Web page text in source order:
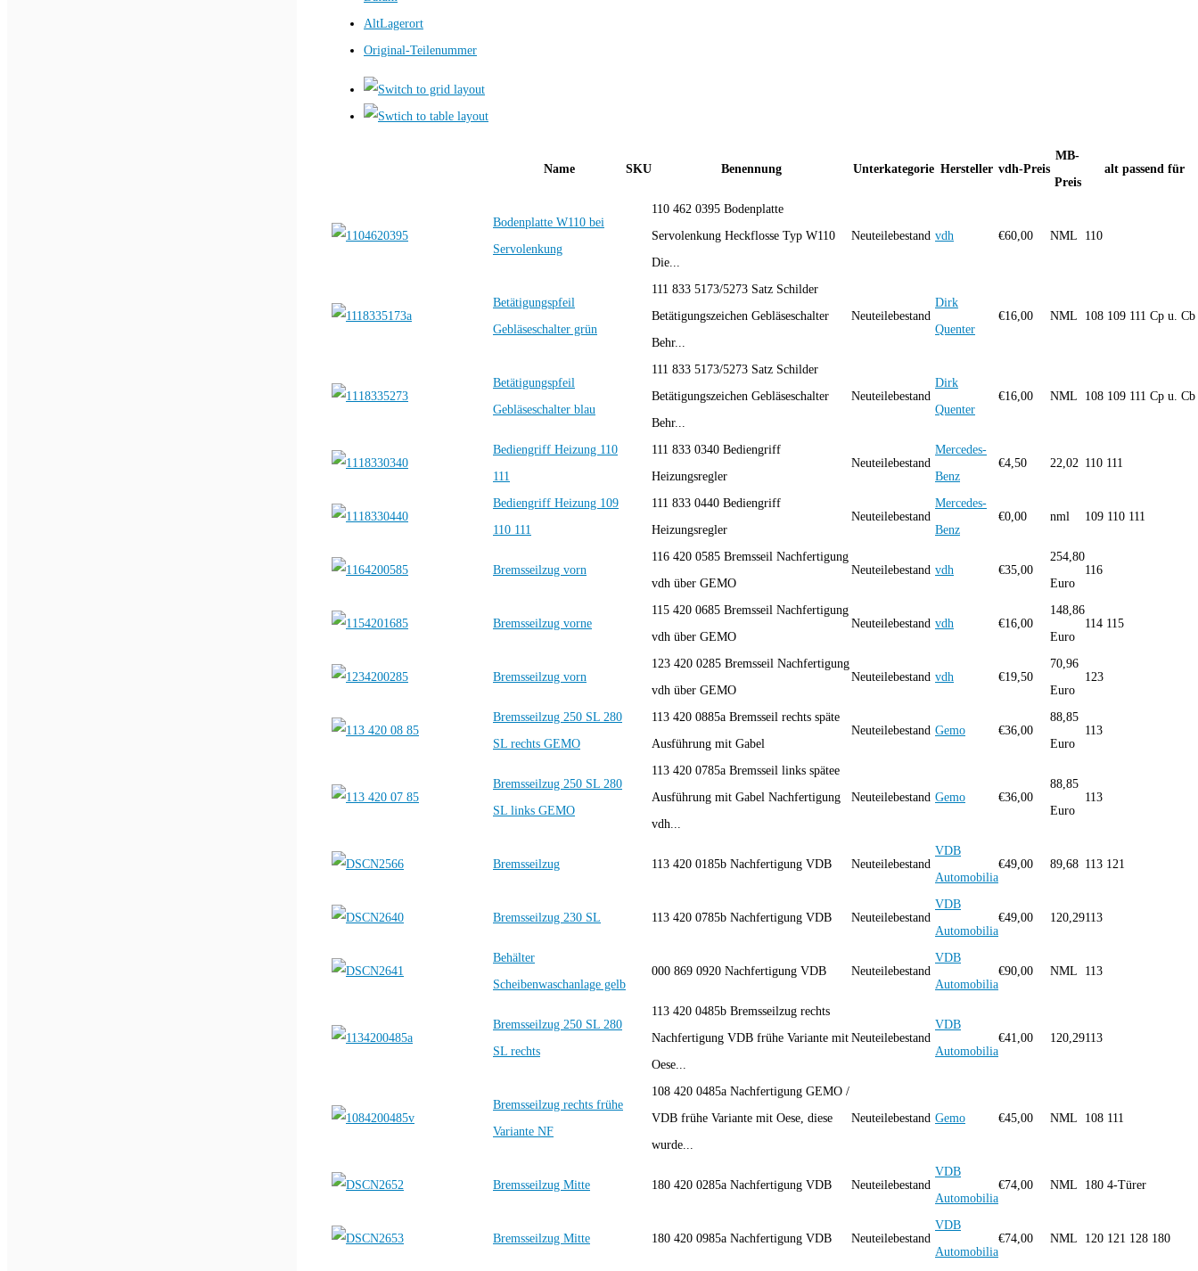
AltLagerort
Original-Teilenummer
Name SKU Benennung Unterkategorie Hersteller vdh-Preis
MB-
Preis
alt passend für
Bodenplatte W110 bei
Servolenkung
110 462 0395 Bodenplatte
Servolenkung Heckflosse Typ W110
Die...
Neuteilebestand vdh €60,00 NML 110
Betätigungspfeil
Gebläseschalter grün
111 833 5173/5273 Satz Schilder
Betätigungszeichen Gebläseschalter
Behr...
Neuteilebestand
Dirk
Quenter
€16,00 NML 108 109 111 Cp u. Cb
Betätigungspfeil
Gebläseschalter blau
111 833 5173/5273 Satz Schilder
Betätigungszeichen Gebläseschalter
Behr...
Neuteilebestand
Dirk
Quenter
€16,00 NML 108 109 111 Cp u. Cb
Bediengriff Heizung 110
111
111 833 0340 Bediengriff
Heizungsregler
Neuteilebestand
Mercedes-
Benz
€4,50 22,02 110 111
Bediengriff Heizung 109
110 111
111 833 0440 Bediengriff
Heizungsregler
Neuteilebestand
Mercedes-
Benz
€0,00 nml 109 110 111
Bremsseilzug vorn
116 420 0585 Bremsseil Nachfertigung
vdh über GEMO
Neuteilebestand vdh €35,00
254,80
Euro
116
Bremsseilzug vorne
115 420 0685 Bremsseil Nachfertigung
vdh über GEMO
Neuteilebestand vdh €16,00
148,86
Euro
114 115
Bremsseilzug vorn
123 420 0285 Bremsseil Nachfertigung
vdh über GEMO
Neuteilebestand vdh €19,50
70,96
Euro
123
Bremsseilzug 250 SL 280
SL rechts GEMO
113 420 0885a Bremsseil rechts späte
Ausführung mit Gabel
Neuteilebestand Gemo €36,00
88,85
Euro
113
Bremsseilzug 250 SL 280
SL links GEMO
113 420 0785a Bremsseil links spätee
Ausführung mit Gabel Nachfertigung
vdh...
Neuteilebestand Gemo €36,00
88,85
Euro
113
Bremsseilzug 113 420 0185b Nachfertigung VDB Neuteilebestand
VDB
Automobilia
€49,00 89,68 113 121
Bremsseilzug 230 SL 113 420 0785b Nachfertigung VDB Neuteilebestand
VDB
Automobilia
€49,00 120,29113
Behälter
Scheibenwaschanlage gelb
000 869 0920 Nachfertigung VDB Neuteilebestand
VDB
Automobilia
€90,00 NML 113
Bremsseilzug 250 SL 280
SL rechts
113 420 0485b Bremsseilzug rechts
Nachfertigung VDB frühe Variante mit
Oese...
Neuteilebestand
VDB
Automobilia
€41,00 120,29113
Bremsseilzug rechts frühe
Variante NF
108 420 0485a Nachfertigung GEMO /
VDB frühe Variante mit Oese, diese
wurde...
Neuteilebestand Gemo €45,00 NML 108 111
Bremsseilzug Mitte 180 420 0285a Nachfertigung VDB Neuteilebestand
VDB
Automobilia
€74,00 NML 180 4-Türer
Bremsseilzug Mitte 180 420 0985a Nachfertigung VDB Neuteilebestand
VDB
Automobilia
€74,00 NML 120 121 128 180